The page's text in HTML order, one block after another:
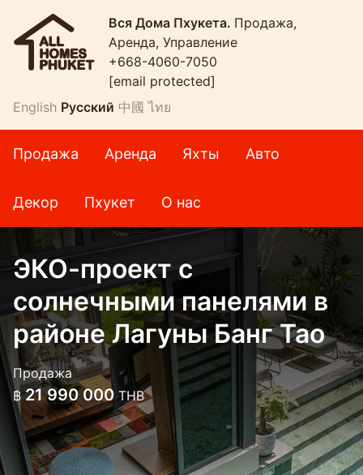
Вся Дома Пхукета. Продажа,
Аренда, Управление
+668-4060-7050
[email protected]
English Русский 中國 ไทย
Продажа Аренда Яхты Авто
Декор Пхукет О нас
ЭКО-проект с
солнечными панелями в
районе Лагуны Банг Тао
Продажа
฿ 21 990 000 THB